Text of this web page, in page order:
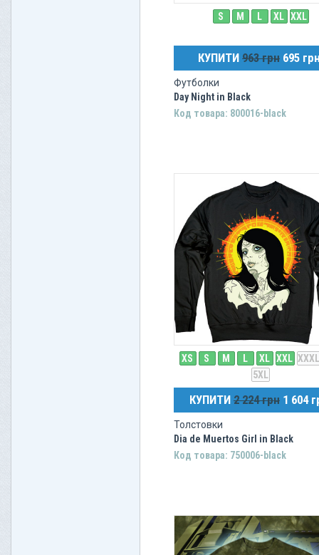
S M L XL XXL
КУПИТИ 963 грн 695
Футболки
Day Night in Black
Код товара: 800016-black
XS S M L XL XXL
5XL
КУПИТИ 2 224 грн 1 604
Толстовки
Dia de Muertos Girl in Black
Код товара: 750006-black